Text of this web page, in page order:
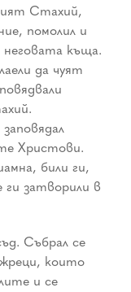
Стахий,
помолил и
къща.
да чуят
Христови.
били ги,
ги затворили в
Събрал се
които
и се